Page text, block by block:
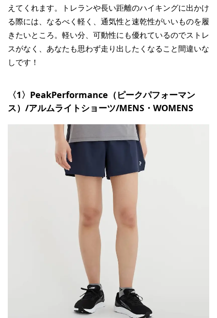
えてくれます。トレランや長い距離のハイキングに出かけ
る際には、なるべく軽く、通気性と速乾性がいいものを履
きたいところ。軽い分、可動性にも優れているのでストレ
スがなく、あなたも思わず走り出したくなること間違いな
しです！
〈1〉PeakPerformance（ピークパフォーマン
ス）/アルムライトショーツ/MENS・WOMENS